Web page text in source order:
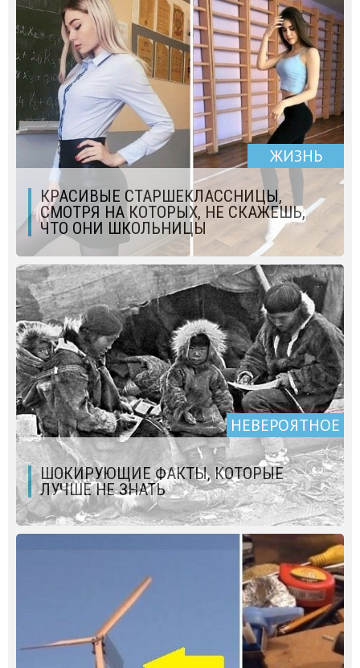
ЖИЗНЬ
КРАСИВЫЕ СТАРШЕКЛАССНИЦЫ,
СМОТРЯ НА КОТОРЫХ, НЕ СКАЖЕШЬ,
ЧТО ОНИ ШКОЛЬНИЦЫ
НЕВЕРОЯТНОЕ
ШОКИРУЮЩИЕ ФАКТЫ, КОТОРЫЕ
ЛУЧШЕ НЕ ЗНАТЬ